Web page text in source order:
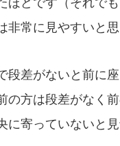
どです（それで
常に見やすいと思
段差がないと前に
方は段差がなく
っていないと見